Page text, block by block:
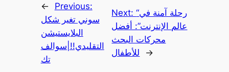
←
Previous:
سوني تغير شكل
البلايستيشن
التقليدي!!|سوالف
تك
Next:“رحلة آمنة في
عالم الإنترنت”: أفضل
محركات البحث
للأطفال
→